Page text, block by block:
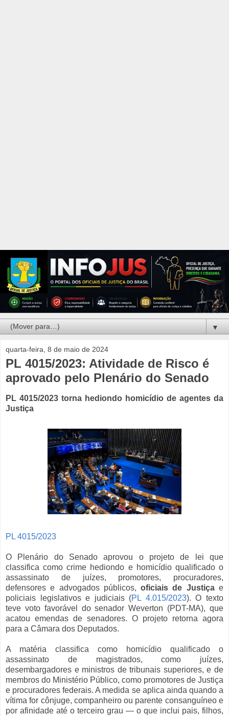
▼
quarta-feira, 8 de maio de 2024
PL 4015/2023: Atividade de Risco é
aprovado pelo Plenário do Senado
PL 4015/2023 torna hediondo homicídio de agentes da
Justiça
PL 4015/2023
O Plenário do Senado aprovou o projeto de lei que
classifica como crime hediondo e homicídio qualificado o
assassinato de juízes, promotores, procuradores,
defensores e advogados públicos,oficiais de Justiçae
policiais legislativos e judiciais (PL 4.015/2023). O texto
teve voto favorável do senador Weverton (PDT-MA), que
acatou emendas de senadores. O projeto retorna agora
para a Câmara dos Deputados.
A matéria classifica como homicídio qualificado o
assassinato de magistrados, como juízes,
desembargadores e ministros de tribunais superiores, e de
membros do Ministério Público, como promotores de Justiça
e procuradores federais. A medida se aplica ainda quando a
vítima for cônjuge, companheiro ou parente consanguíneo e
por afinidade até o terceiro grau — o que inclui pais, filhos,